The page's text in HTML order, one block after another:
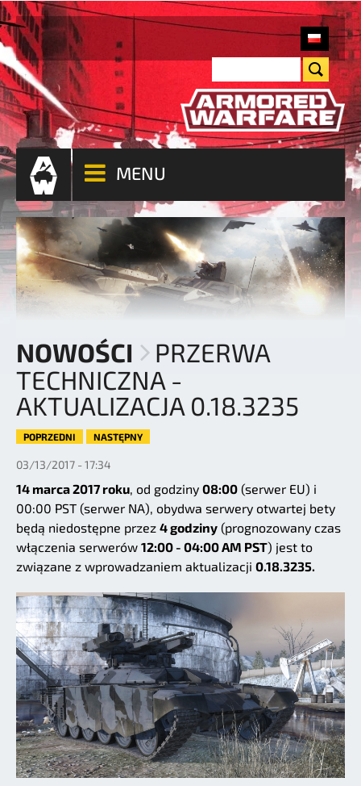
MENU
NOWOŚCI
PRZERWA
TECHNICZNA -
AKTUALIZACJA 0.18.3235
POPRZEDNI NASTĘPNY
03/13/2017 - 17:34
14 marca 2017 roku, od godziny 08:00 (serwer EU) i
00:00 PST (serwer NA), obydwa serwery otwartej bety
będą niedostępne przez 4 godziny (prognozowany czas
włączenia serwerów 12:00 - 04:00 AM PST) jest to
związane z wprowadzaniem aktualizacji 0.18.3235.